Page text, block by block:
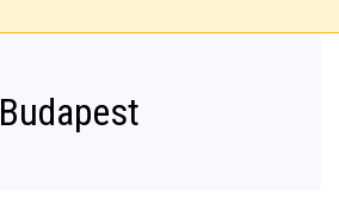
Budapest